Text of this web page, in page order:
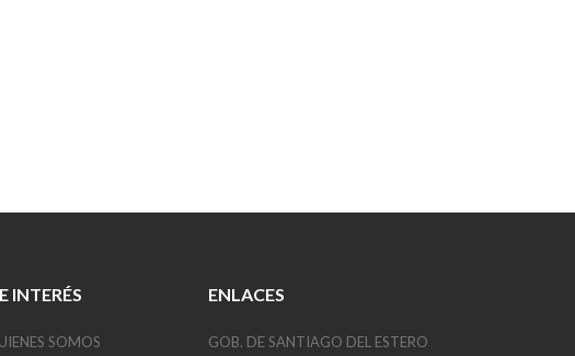
INTERÉS
SOMOS
ENLACES
GOB. DE SANTIAGO DEL ESTERO